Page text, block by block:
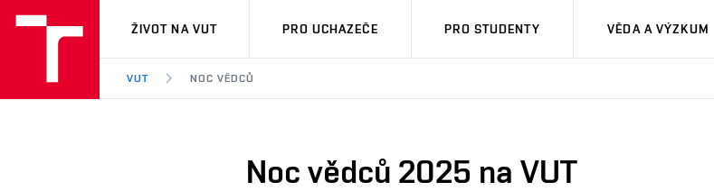
VUT
ŽIVOT NA VUT PRO UCHAZEČE PRO STUDENTY VĚDA A VÝZKUM
VUT NOC VĚDCŮ
Noc vědců 2025 na VUT